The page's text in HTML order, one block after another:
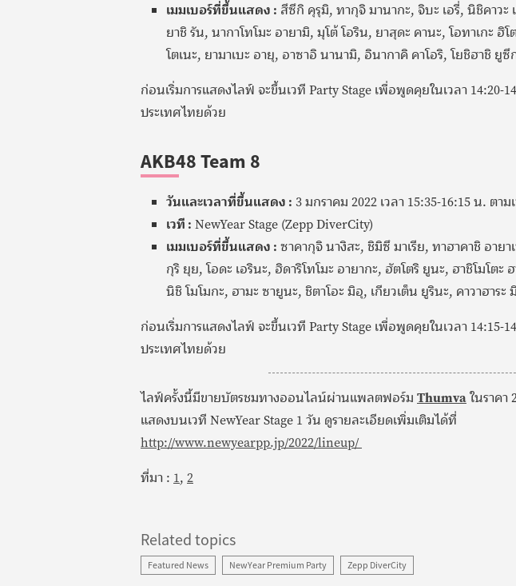
เมมเบอร์ที่ขึ้นแสดง : สึซึกิ คุรุมิ, ทากุจิ มานากะ, จิบะ เอรี่, นิชิคาวะ
ยาชิ รัน, นากาโทโมะ อายามิ, มุโต้ โอริน, ยาสุดะ คานะ, โอทาเกะ ฮิโ
โตเนะ, ยามาเบะ อายุ, อาซาอิ นานามิ, อินากาคิ คาโอริ, โยชิฮาชิ ยูซึ
ก่อนเริ่มการแสดงไลฟ์ จะขึ้นเวที Party Stage เพื่อพูดคุยในเวลา 14:20-
ประเทศไทยด้วย
AKB48 Team 8
วันและเวลาที่ขึ้นแสดง : 3 มกราคม 2022 เวลา 15:35-16:15 น. ตาม
เวที : NewYear Stage (Zepp DiverCity)
เมมเบอร์ที่ขึ้นแสดง : ซาคากุจิ นางิสะ, ชิมิซึ มาเรีย, ทาฮาคาชิ อายา
กุริ ยุย, โอดะ เอรินะ, ฮิดาริโทโมะ อายากะ, ฮัตโตริ ยูนะ, ฮาชิโมโตะ
นิชิ โมโมกะ, ฮามะ ซายูนะ, ชิตาโอะ มิอุ, เกียวเต็น ยูรินะ, คาวาฮาระ
ก่อนเริ่มการแสดงไลฟ์ จะขึ้นเวที Party Stage เพื่อพูดคุยในเวลา 14:15-
ประเทศไทยด้วย
ไลฟ์ครั้งนี้มีขายบัตรชมทางออนไลน์ผ่านแพลตฟอร์ม Thumvaในราคา
แสดงบนเวที NewYear Stage 1 วัน ดูรายละเอียดเพิ่มเติมได้ที่
http://www.newyearpp.jp/2022/lineup/
ที่มา : 1, 2
Related topics
Featured News NewYear Premium Party Zepp DiverCity